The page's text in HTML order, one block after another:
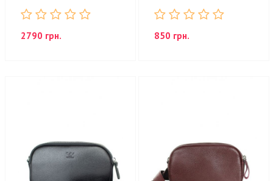
2790 грн. 850 грн.